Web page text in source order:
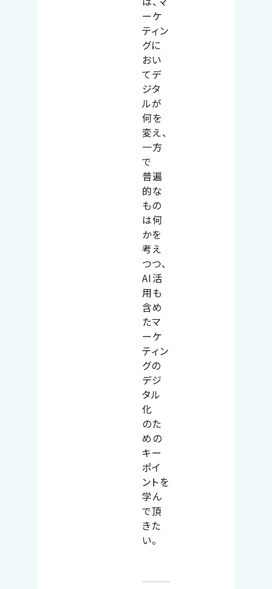
ーケ
ティン
グに
おい
てデ
ジタ
ルが
何を
変え、
一方
で
普遍
的な
もの
は何
かを
考え
つつ、
AI活
用も
含め
たマ
ーケ
ティン
グの
デジ
タル
化
のた
めの
キー
ポイ
ントを
学ん
で頂
きた
い。